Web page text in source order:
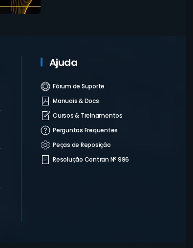
Ajuda
Fórum de Suporte
Manuais & Docs
Cursos & Treinamentos
Perguntas Frequentes
Peças de Reposição
Resolução Contran Nº 996